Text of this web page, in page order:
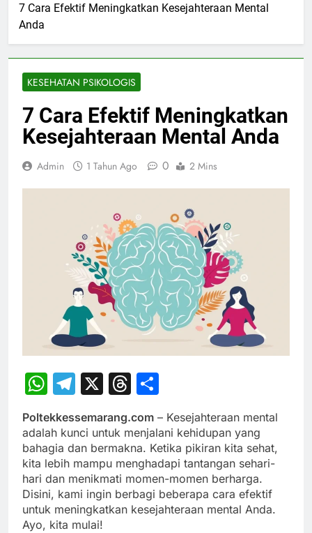
7 Cara Efektif Meningkatkan Kesejahteraan Mental
Anda
KESEHATAN PSIKOLOGIS
7 Cara Efektif Meningkatkan
Kesejahteraan Mental Anda
Admin 1 Tahun Ago 0 2 Mins
WhatsApp
Telegram
X Threads
Poltekkessemarang.com – Kesejahteraan mental
adalah kunci untuk menjalani kehidupan yang
bahagia dan bermakna. Ketika pikiran kita sehat,
kita lebih mampu menghadapi tantangan sehari-
hari dan menikmati momen-momen berharga.
Disini, kami ingin berbagi beberapa cara efektif
untuk meningkatkan kesejahteraan mental Anda.
Ayo, kita mulai!